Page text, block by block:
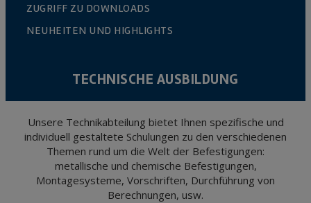
ZUGRIFF ZU DOWNLOADS
NEUHEITEN UND HIGHLIGHTS
TECHNISCHE AUSBILDUNG
Unsere Technikabteilung bietet Ihnen spezifische und
individuell gestaltete Schulungen zu den verschiedenen
Themen rund um die Welt der Befestigungen:
metallische und chemische Befestigungen,
Montagesysteme, Vorschriften, Durchführung von
Berechnungen, usw.